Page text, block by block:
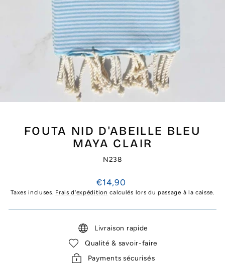
FOUTA NID D'ABEILLE BLEU
MAYA CLAIR
N238
Prix
régulier
€14,90
Taxes incluses. Frais d'expédition calculés lors du passage à la caisse.
Livraison rapide
Qualité & savoir-faire
Payments sécurisés